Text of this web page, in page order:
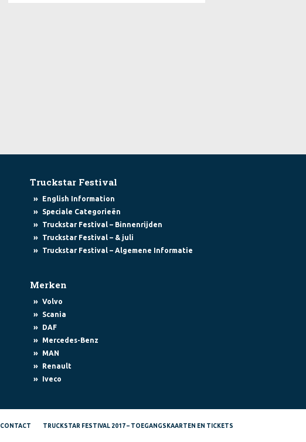
Truckstar Festival
» English Information
» Speciale Categorieën
» Truckstar Festival – Binnenrijden
» Truckstar Festival – & juli
» Truckstar Festival – Algemene Informatie
Merken
» Volvo
» Scania
» DAF
» Mercedes-Benz
» MAN
» Renault
» Iveco
CONTACT TRUCKSTAR FESTIVAL 2017 – TOEGANGSKAARTEN EN TICKETS